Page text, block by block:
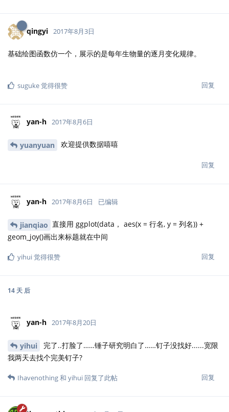
qingyi 2017年8月3日
基础绘图函数仿一个，展示的是每年生物量的逐月变化规律。
回复
suguke觉得很赞
yan-h 2017年8月6日
yuanyuan 欢迎提供数据嘻嘻
回复
yan-h 2017年8月6日 已编辑
jianqiao 直接用 ggplot(data， aes(x = 行名, y = 列名)) +
geom_joy()画出来标题就在中间
回复
yihui觉得很赞
14 天 后
yan-h 2017年8月20日
yihui
完了..打脸了……锤子研究明白了……钉子没找好......宽限
我两天去找个完美钉子?
回复
Ihavenothing和 yihui 回复了此帖